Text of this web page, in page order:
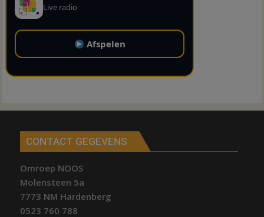
Live radio
Afspelen
CONTACT GEGEVENS
Omroep NOOS
Molensteen 5a
7773 NM Hardenberg
0523 760 788